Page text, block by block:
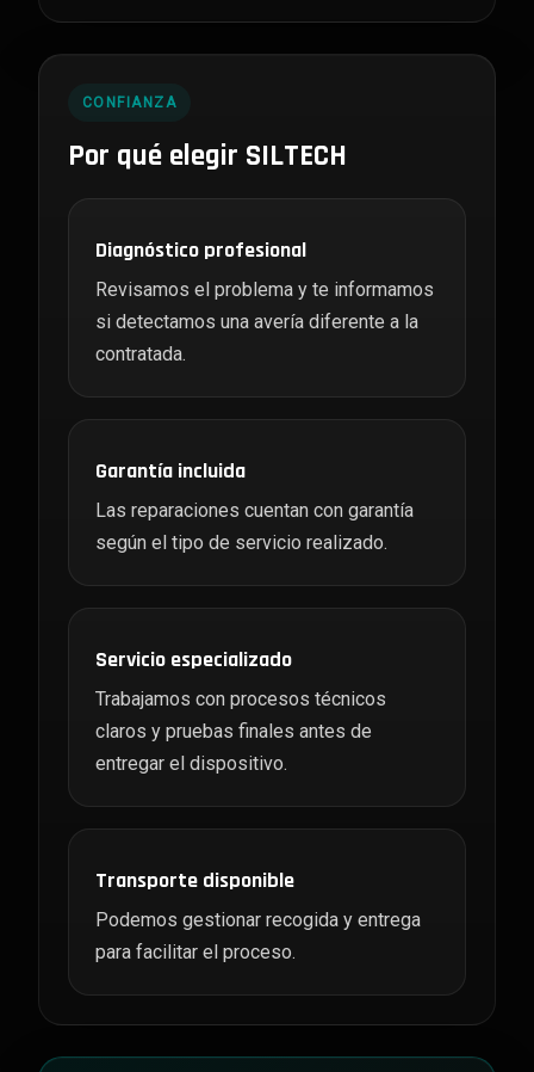
CONFIANZA
Por qué elegir SILTECH
Diagnóstico profesional
Revisamos el problema y te informamos
si detectamos una avería diferente a la
contratada.
Garantía incluida
Las reparaciones cuentan con garantía
según el tipo de servicio realizado.
Servicio especializado
Trabajamos con procesos técnicos
claros y pruebas finales antes de
entregar el dispositivo.
Transporte disponible
Podemos gestionar recogida y entrega
para facilitar el proceso.